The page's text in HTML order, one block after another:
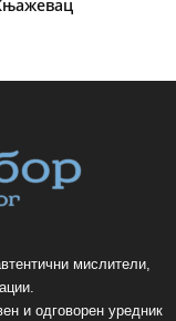
мислители,
и одговорен уредник